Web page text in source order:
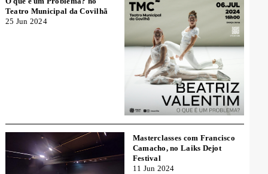
Teatro Municipal da Covilhã
25 Jun 2024
Masterclasses com Francisco
Camacho, no Laiks Dejot
Festival
11 Jun 2024